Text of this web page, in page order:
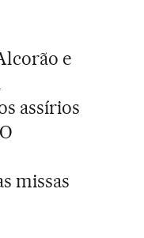
e
assírios
missas